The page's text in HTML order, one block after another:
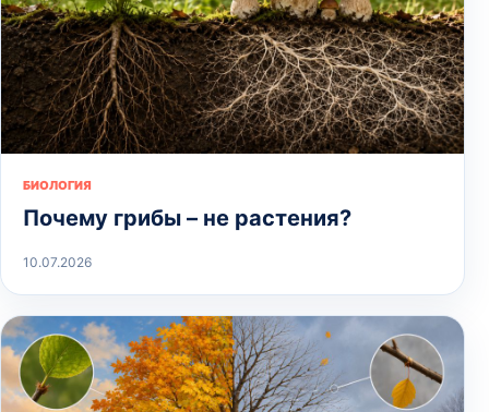
БИОЛОГИЯ
Почему грибы – не растения?
10.07.2026